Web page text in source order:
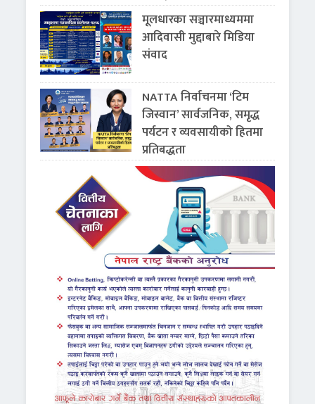
मूलधारका सञ्चारमाध्यममा
आदिवासी मुद्दाबारे मिडिया
संवाद
NATTA निर्वाचनमा ‘टिम
जिस्वान’ सार्वजनिक, समृद्ध
पर्यटन र व्यवसायीको हितमा
प्रतिबद्धता